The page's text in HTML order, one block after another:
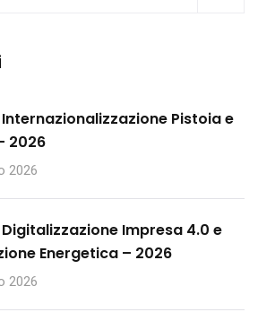
Pistoia e
2026
2026
Impresa 4.0 e
Energetica – 2026
2026